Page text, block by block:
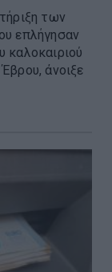
των
επλήγησαν
καλοκαιριού
άνοιξε